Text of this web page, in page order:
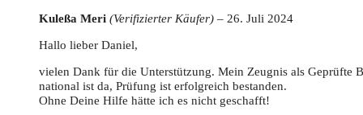
Kuleßa Meri (Verifizierter Käufer) – 26. Juli 2024
Hal­lo lie­ber Daniel,
vie­len Dank für die Unter­stüt­zung. Mein Zeug­nis als Geprüf­te
na­tio­nal ist da, Prü­fung ist erfolg­reich bestanden.
Ohne Dei­ne Hil­fe hät­te ich es nicht geschafft!